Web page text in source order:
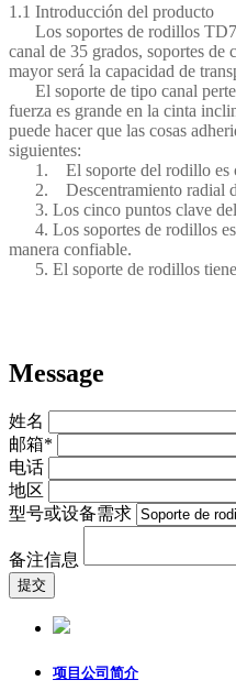
1.1 Introducción del producto
Los soportes de rodillos TD75
canal de 35 grados, soportes
mayor será la capacidad de
El soporte de tipo canal
fuerza es grande en la cinta
puede hacer que las cosas
siguientes:
1. El soporte del rodillo es
2. Descentramiento radial
3. Los cinco puntos clave del
4. Los soportes de rodillos
manera confiable.
5. El soporte de rodillos tiene
Message
姓名
邮箱*
电话
地区
型号或设备需求
备注信息
项目公司简介